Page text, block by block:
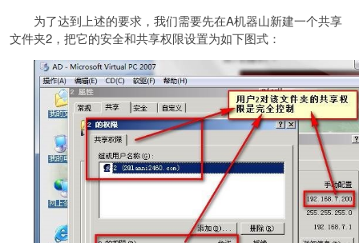
为了达到上述的要求，我们需要先在A机器山新建一个共享
文件夹2，把它的安全和共享权限设置为如下图式：